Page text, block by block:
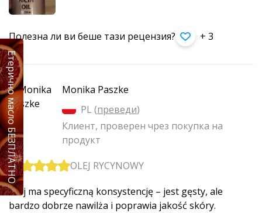
Полезна ли ви беше тази рецензия? + 3
Monika Paszke
PL (преведи)
Клиент, проверен чрез покупка на
продукт
OLEJ RYCYNOWY
Olej ma specyficzną konsystencję – jest gęsty, ale
bardzo dobrze nawilża i poprawia jakość skóry.
Етерично масло БЕЗПЛАТНО